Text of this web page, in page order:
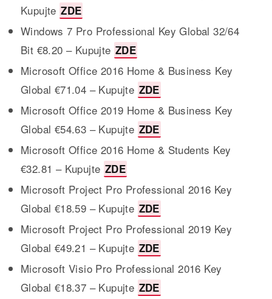
Kupujte ZDE
Windows 7 Pro Professional Key Global 32/64
Bit €8.20 – Kupujte ZDE
Microsoft Office 2016 Home & Business Key
Global €71.04 – Kupujte ZDE
Microsoft Office 2019 Home & Business Key
Global €54.63 – Kupujte ZDE
Microsoft Office 2016 Home & Students Key
€32.81 – Kupujte ZDE
Microsoft Project Pro Professional 2016 Key
Global €18.59 – Kupujte ZDE
Microsoft Project Pro Professional 2019 Key
Global €49.21 – Kupujte ZDE
Microsoft Visio Pro Professional 2016 Key
Global €18.37 – Kupujte ZDE